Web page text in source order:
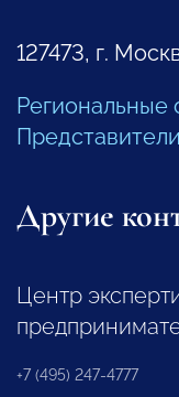
127473, г.
Региональные
Другие
Центр
+7 (495) 247-4777